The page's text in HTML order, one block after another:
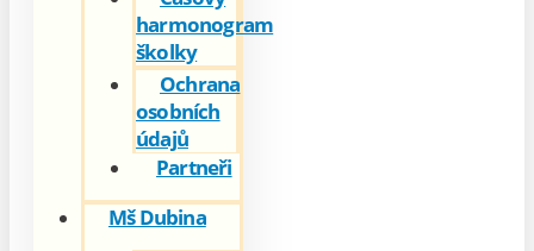
harmonogram
školky
Ochrana
osobních
údajů
Partneři
Mš Dubina